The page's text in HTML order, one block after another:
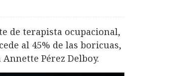
de terapista ocupacional,
al 45% de las boricuas,
Pérez Delboy.